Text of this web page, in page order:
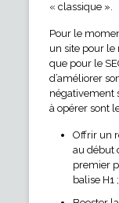
« classique ».
Pour le
un site pour le
que pour le
d’améliorer
négativement
à opérer sont
Offrir un
au début
premier
balise H1 ;